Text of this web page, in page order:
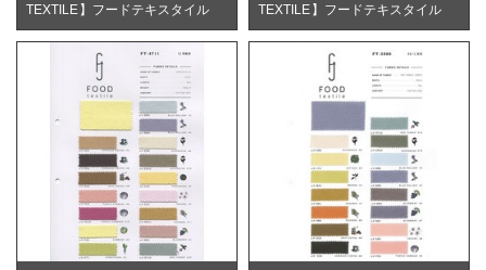
TEXTILE】フードテキスタイル
TEXTILE】フードテキスタイル